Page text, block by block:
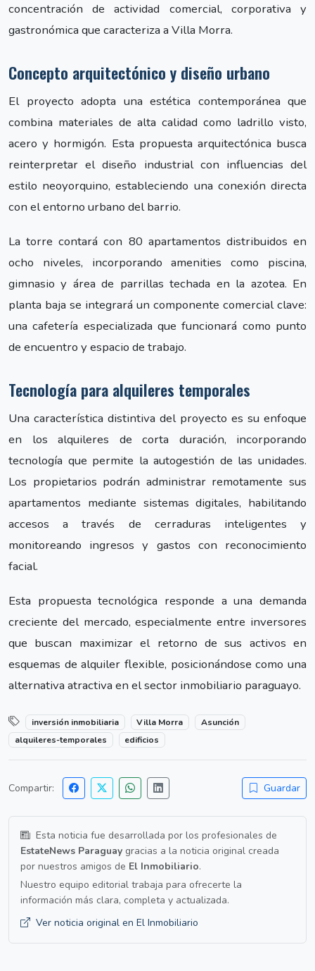
concentración de actividad comercial, corporativa y
gastronómica que caracteriza a Villa Morra.
Concepto arquitectónico y diseño urbano
El proyecto adopta una estética contemporánea que
combina materiales de alta calidad como ladrillo visto,
acero y hormigón. Esta propuesta arquitectónica busca
reinterpretar el diseño industrial con influencias del
estilo neoyorquino, estableciendo una conexión directa
con el entorno urbano del barrio.
La torre contará con 80 apartamentos distribuidos en
ocho niveles, incorporando amenities como piscina,
gimnasio y área de parrillas techada en la azotea. En
planta baja se integrará un componente comercial clave:
una cafetería especializada que funcionará como punto
de encuentro y espacio de trabajo.
Tecnología para alquileres temporales
Una característica distintiva del proyecto es su enfoque
en los alquileres de corta duración, incorporando
tecnología que permite la autogestión de las unidades.
Los propietarios podrán administrar remotamente sus
apartamentos mediante sistemas digitales, habilitando
accesos a través de cerraduras inteligentes y
monitoreando ingresos y gastos con reconocimiento
facial.
Esta propuesta tecnológica responde a una demanda
creciente del mercado, especialmente entre inversores
que buscan maximizar el retorno de sus activos en
esquemas de alquiler flexible, posicionándose como una
alternativa atractiva en el sector inmobiliario paraguayo.
inversión inmobiliaria Villa Morra
Asunción
alquileres-temporales
edificios
Compartir: Guardar
Esta noticia fue desarrollada por los profesionales de
EstateNews Paraguay gracias a la noticia original creada
por nuestros amigos de El Inmobiliario.
Nuestro equipo editorial trabaja para ofrecerte la
información más clara, completa y actualizada.
Ver noticia original en El Inmobiliario